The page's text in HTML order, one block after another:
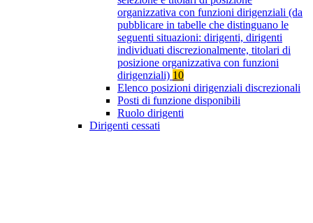
organizzativa con funzioni dirigenziali (da
pubblicare in tabelle che distinguano le
seguenti situazioni: dirigenti, dirigenti
individuati discrezionalmente, titolari di
posizione organizzativa con funzioni
dirigenziali) 10
Elenco posizioni dirigenziali discrezionali
Posti di funzione disponibili
Ruolo dirigenti
Dirigenti cessati